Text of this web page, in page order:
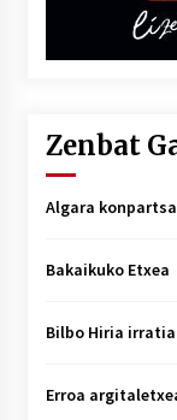
Zenbat
Algara konpartsa
Bakaikuko Etxea
Bilbo Hiria irratia
Erroa